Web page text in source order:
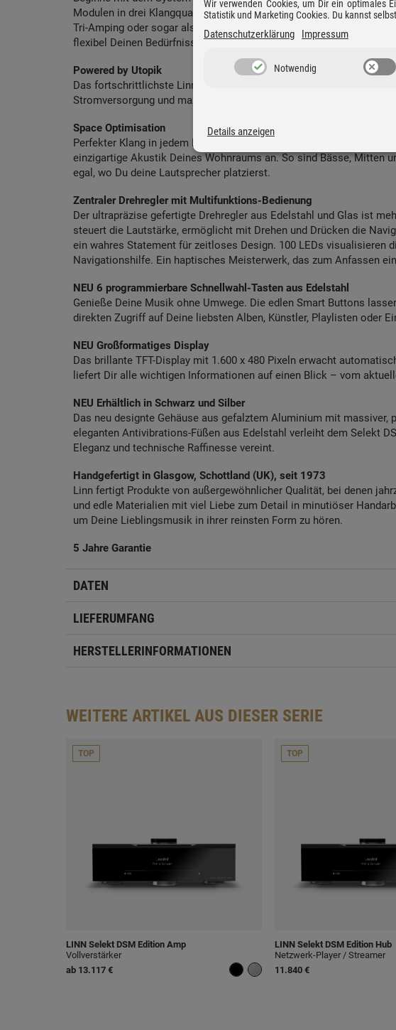
Modulen in drei Klangqualitäten. Ob als reine Quelle,
Tri-Amping oder sogar als 5.1 AV-Receiver mit beeindruckendem
flexibel Deinen Bedürfnissen an und wächst mit Deinem System.
Powered by Utopik
Das fortschrittlichste Linn-Netzteil aller Zeiten - für eine
Stromversorgung und maximale Klangtreue.
Space Optimisation
Perfekter Klang in jedem Raum. Die digitale Raumkorrektur
einzigartige Akustik Deines Wohnraums an. So sind Bässe, Mitten
egal, wo Du deine Lautsprecher platzierst.
Zentraler Drehregler mit Multifunktions-Bedienung
Der ultrapräzise gefertigte Drehregler aus Edelstahl und Glas ist
steuert die Lautstärke, ermöglicht mit Drehen und Drücken die
ein wahres Statement für zeitloses Design. 100 LEDs visualisieren
Navigationshilfe. Ein haptisches Meisterwerk, das zum Anfassen
NEU 6 programmierbare Schnellwahl-Tasten aus Edelstahl
Genieße Deine Musik ohne Umwege. Die edlen Smart Buttons
direkten Zugriff auf Deine liebsten Alben, Künstler, Playlisten oder
NEU Großformatiges Display
Das brillante TFT-Display mit 1.600 x 480 Pixeln erwacht
liefert Dir alle wichtigen Informationen auf einen Blick – vom
NEU Erhältlich in Schwarz und Silber
Das neu designte Gehäuse aus gefalztem Aluminium mit massiver,
eleganten Antivibrations-Füßen aus Edelstahl verleiht dem Selekt
Eleganz und technische Raffinesse vereint.
Handgefertigt in Glasgow, Schottland (UK), seit 1973
Linn fertigt Produkte von außergewöhnlicher Qualität, bei denen
und edle Materialien mit viel Liebe zum Detail in minutiöser
um Deine Lieblingsmusik in ihrer reinsten Form zu hören.
5 Jahre Garantie
DATEN
LIEFERUMFANG
HERSTELLERINFORMATIONEN
WEITERE ARTIKEL AUS DIESER SERIE
TOP
LINN Selekt DSM Edition Amp
Vollverstärker
ab 13.117 €
TOP
LINN Selekt DSM Edition Hub
Netzwerk-Player / Streamer
11.840 €
Wir verwenden Cookies, um Dir ein optimales
Statistik und Marketing Cookies. Du kannst
Datenschutzerklärung Impressum
Notwendig
Details anzeigen